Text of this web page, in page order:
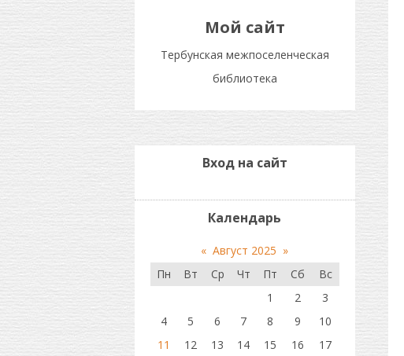
Мой сайт
Тербунская межпоселенческая
библиотека
Вход на сайт
Календарь
« Август 2025 »
Пн
Вт Ср Чт Пт Сб
Вс
1
2
3
4
5 6 7 8 9
10
11
12 13 14 15 16
17